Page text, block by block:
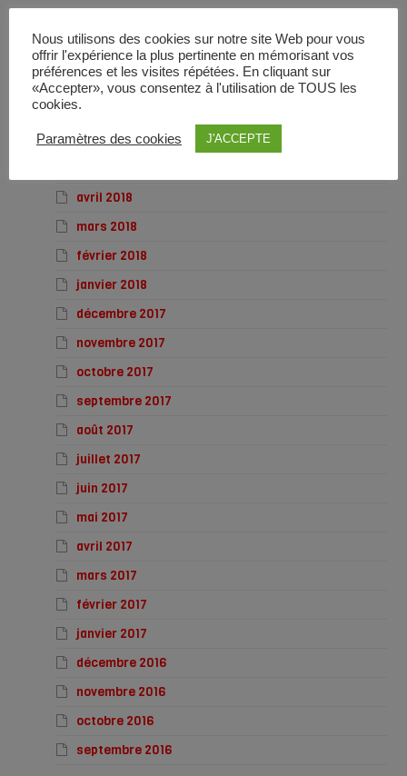
septembre 2018
août 2018
juillet 2018
juin 2018
avril 2018
mars 2018
février 2018
janvier 2018
décembre 2017
novembre 2017
octobre 2017
septembre 2017
août 2017
juillet 2017
juin 2017
mai 2017
avril 2017
mars 2017
février 2017
janvier 2017
décembre 2016
novembre 2016
octobre 2016
septembre 2016
Nous utilisons des cookies sur notre site Web pour vous
offrir l'expérience la plus pertinente en mémorisant vos
préférences et les visites répétées. En cliquant sur
«Accepter», vous consentez à l'utilisation de TOUS les
cookies.
Paramètres des cookies J'ACCEPTE